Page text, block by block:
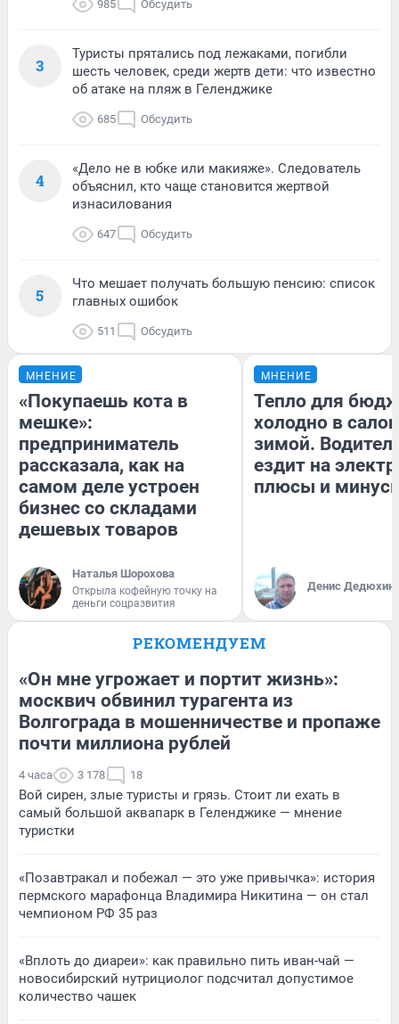
985 Обсудить
3
Туристы прятались под лежаками, погибли
шесть человек, среди жертв дети: что известно
об атаке на пляж в Геленджике
685 Обсудить
4
«Дело не в юбке или макияже». Следователь
объяснил, кто чаще становится жертвой
изнасилования
647 Обсудить
5
Что мешает получать большую пенсию: список
главных ошибок
511 Обсудить
МНЕНИЕ
«Покупаешь кота в
мешке»:
предприниматель
рассказала, как на
самом деле устроен
бизнес со складами
дешевых товаров
Наталья Шорохова
Открыла кофейную точку на
деньги соцразвития
МНЕНИЕ
Тепло для
холодно в
зимой.
ездит на
плюсы и
Денис Дедюхин
РЕКОМЕНДУЕМ
«Он мне угрожает и портит жизнь»:
москвич обвинил турагента из
Волгограда в мошенничестве и пропаже
почти миллиона рублей
4 часа 3 178 18
Вой сирен, злые туристы и грязь. Стоит ли ехать в
самый большой аквапарк в Геленджике — мнение
туристки
«Позавтракал и побежал — это уже привычка»: история
пермского марафонца Владимира Никитина — он стал
чемпионом РФ 35 раз
«Вплоть до диареи»: как правильно пить иван-чай —
новосибирский нутрициолог подсчитал допустимое
количество чашек